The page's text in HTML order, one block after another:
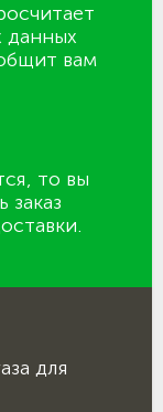
данных
вам
то вы
заказ
для